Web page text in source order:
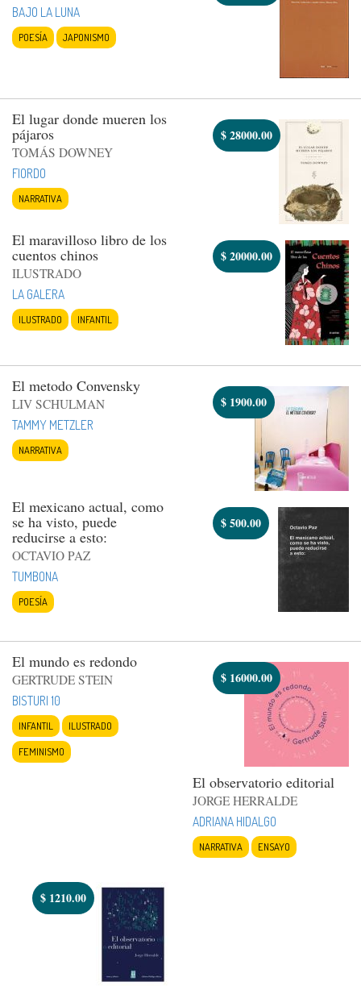
BAJO LA LUNA
POESÍA JAPONISMO
El lugar donde mueren los
pájaros
TOMÁS DOWNEY
FIORDO
NARRATIVA
$28000.00
El maravilloso libro de los
cuentos chinos
ILUSTRADO
LA GALERA
ILUSTRADO INFANTIL
$20000.00
El metodo Convensky
LIV SCHULMAN
TAMMY METZLER
NARRATIVA
$ 1900.00
El mexicano actual, como
se ha visto, puede
reducirse a esto:
OCTAVIO PAZ
TUMBONA
POESÍA
$500.00
El mundo es redondo
GERTRUDE STEIN
BISTURI 10
INFANTIL
ILUSTRADO
FEMINISMO
$ 16000.00
El observatorio editorial
JORGE HERRALDE
ADRIANA HIDALGO
NARRATIVA ENSAYO
$ 1210.00